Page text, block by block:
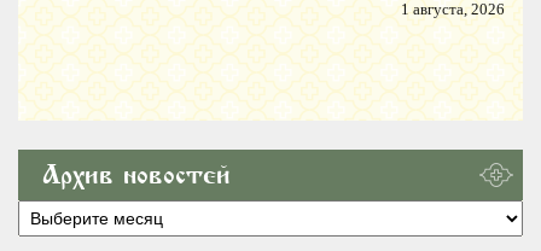
1 августа, 2026
Архив новостей
Архив
новостей